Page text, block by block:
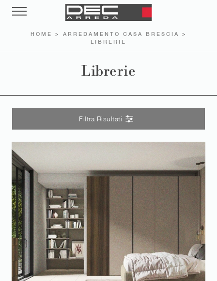
HOME > ARREDAMENTO CASA BRESCIA
>
LIBRERIE
Librerie
Filtra Risultati